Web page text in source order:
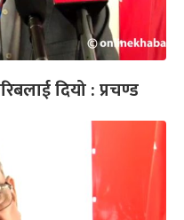
दियो : प्रचण्ड